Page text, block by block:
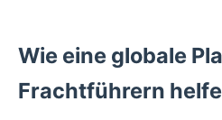
Wie eine globale
Frachtführern